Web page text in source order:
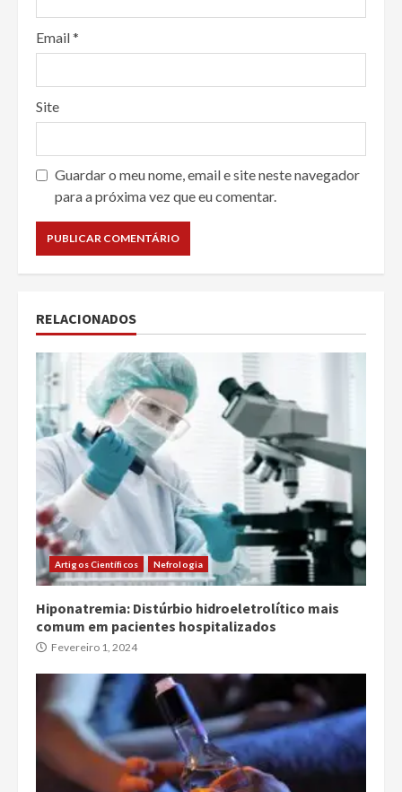
Email*
Site
Guardar o meu nome, email e site neste navegador
para a próxima vez que eu comentar.
RELACIONADOS
Artigos Científicos Nefrologia
Hiponatremia: Distúrbio hidroeletrolítico mais
comum em pacientes hospitalizados
Fevereiro 1, 2024